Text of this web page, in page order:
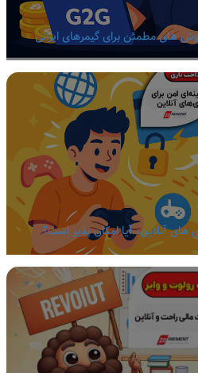
های آنلاین، آیا امکان پذیر است؟